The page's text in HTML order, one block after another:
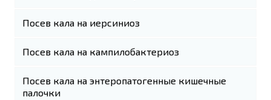
Посев кала на иерсиниоз
Посев кала на кампилобактериоз
Посев кала на энтеропатогенные кишечные
палочки